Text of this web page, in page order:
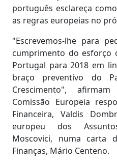
português esclareça
as regras europeias no
"Escrevemos-lhe para
cumprimento do esforço
Portugal para 2018 em
braço preventivo do
Crescimento",
Comissão Europeia
Financeira, Valdis
europeu dos
Moscovici, numa carta
Finanças, Mário Centeno.